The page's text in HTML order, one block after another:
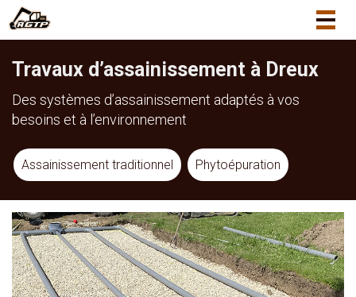
Travaux d’assainissement à Dreux
Des systèmes d’assainissement adaptés à vos
besoins et à l’environnement
Assainissement traditionnel Phytoépuration